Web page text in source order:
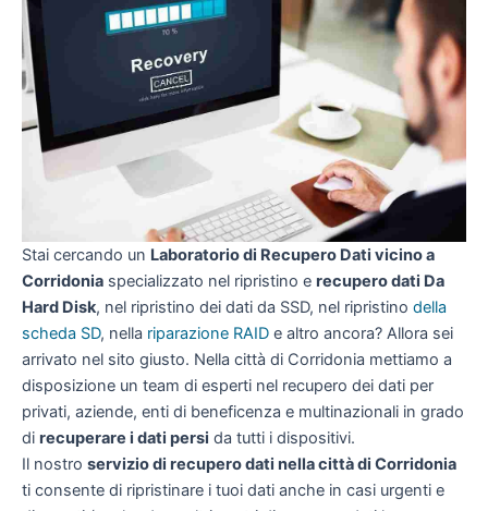
Stai cercando un Laboratorio di Recupero Dati vicino a
Corridonia specializzato nel ripristino e recupero dati Da
Hard Disk, nel ripristino dei dati da SSD, nel ripristino della
scheda SD, nella riparazione RAID e altro ancora? Allora sei
arrivato nel sito giusto. Nella città di Corridonia mettiamo a
disposizione un team di esperti nel recupero dei dati per
privati, aziende, enti di beneficenza e multinazionali in grado
di recuperare i dati persi da tutti i dispositivi.
Il nostro servizio di recupero dati nella città di Corridonia
ti consente di ripristinare i tuoi dati anche in casi urgenti e